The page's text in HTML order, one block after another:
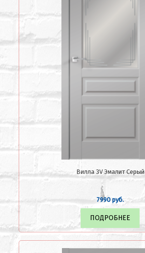
Вилла 3V Эмалит Серый
7990 руб.
ПОДРОБНЕЕ